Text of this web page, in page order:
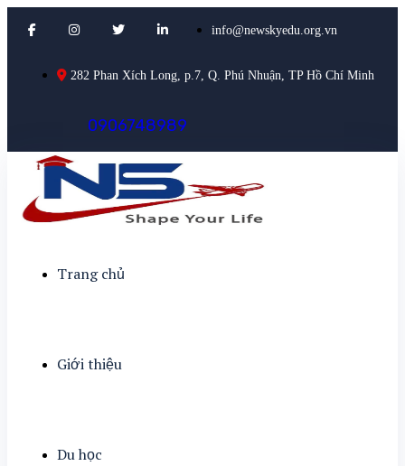
info@newskyedu.org.vn
282 Phan Xích Long, p.7, Q. Phú Nhuận, TP Hồ Chí Minh
0906748989
Trang chủ
Giới thiệu
Du học